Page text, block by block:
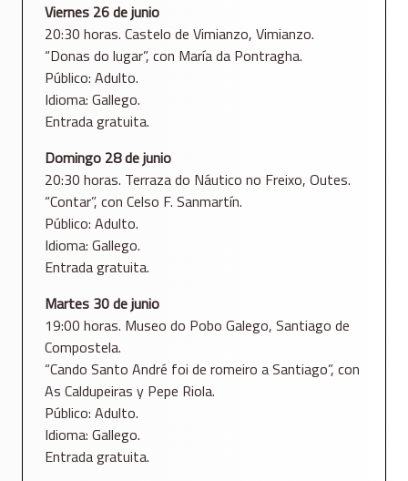
Viernes 26 de junio
20:30 horas. Castelo de Vimianzo, Vimianzo.
“Donas do lugar”, con María da Pontragha.
Público: Adulto.
Idioma: Gallego.
Entrada gratuita.
Domingo 28 de junio
20:30 horas. Terraza do Náutico no Freixo, Outes.
“Contar”, con Celso F. Sanmartín.
Público: Adulto.
Idioma: Gallego.
Entrada gratuita.
Martes 30 de junio
19:00 horas. Museo do Pobo Galego, Santiago de
Compostela.
“Cando Santo André foi de romeiro a Santiago”, con
As Caldupeiras y Pepe Riola.
Público: Adulto.
Idioma: Gallego.
Entrada gratuita.